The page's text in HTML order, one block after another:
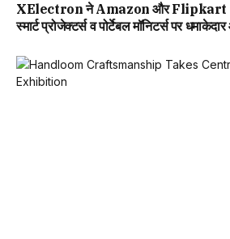
XElectron ने Amazon और Flipkart
स्मार्ट प्रोजेक्टर्स व पोर्टेबल मॉनिटर्स पर